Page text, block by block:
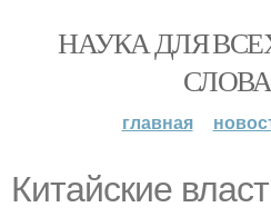
НАУКА ДЛЯ
главная
Китайские